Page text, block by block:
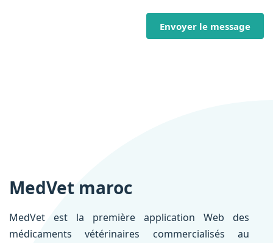
Envoyer le message
MedVet maroc
MedVet est la première application Web des
médicaments vétérinaires commercialisés au